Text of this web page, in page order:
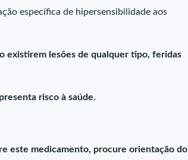
específica de hipersensibilidade aos
existirem lesões de qualquer tipo, feridas
risco à saúde.
este medicamento, procure orientação do